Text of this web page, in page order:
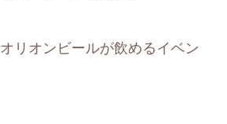
リオンビールが飲めるイベン